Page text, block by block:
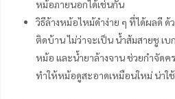
หม้อภายนอกได้เช่นกัน
วิธีล้างหม้อไหม้ดำง่าย ๆ ที่ได้ผลดี
ติดบ้าน ไม่ว่าจะเป็น น้ำส้มสายชู เบ
หม้อ และน้ำยาล้างจาน ช่วยกำจัด
ทำให้หม้อดูสะอาดเหมือนใหม่ น่าใ